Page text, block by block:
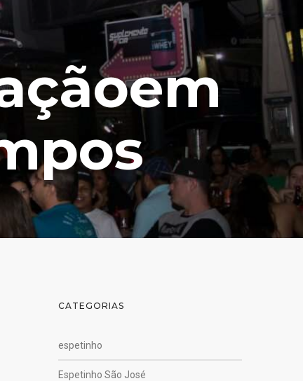
CATEGORIAS
espetinho
Espetinho São José